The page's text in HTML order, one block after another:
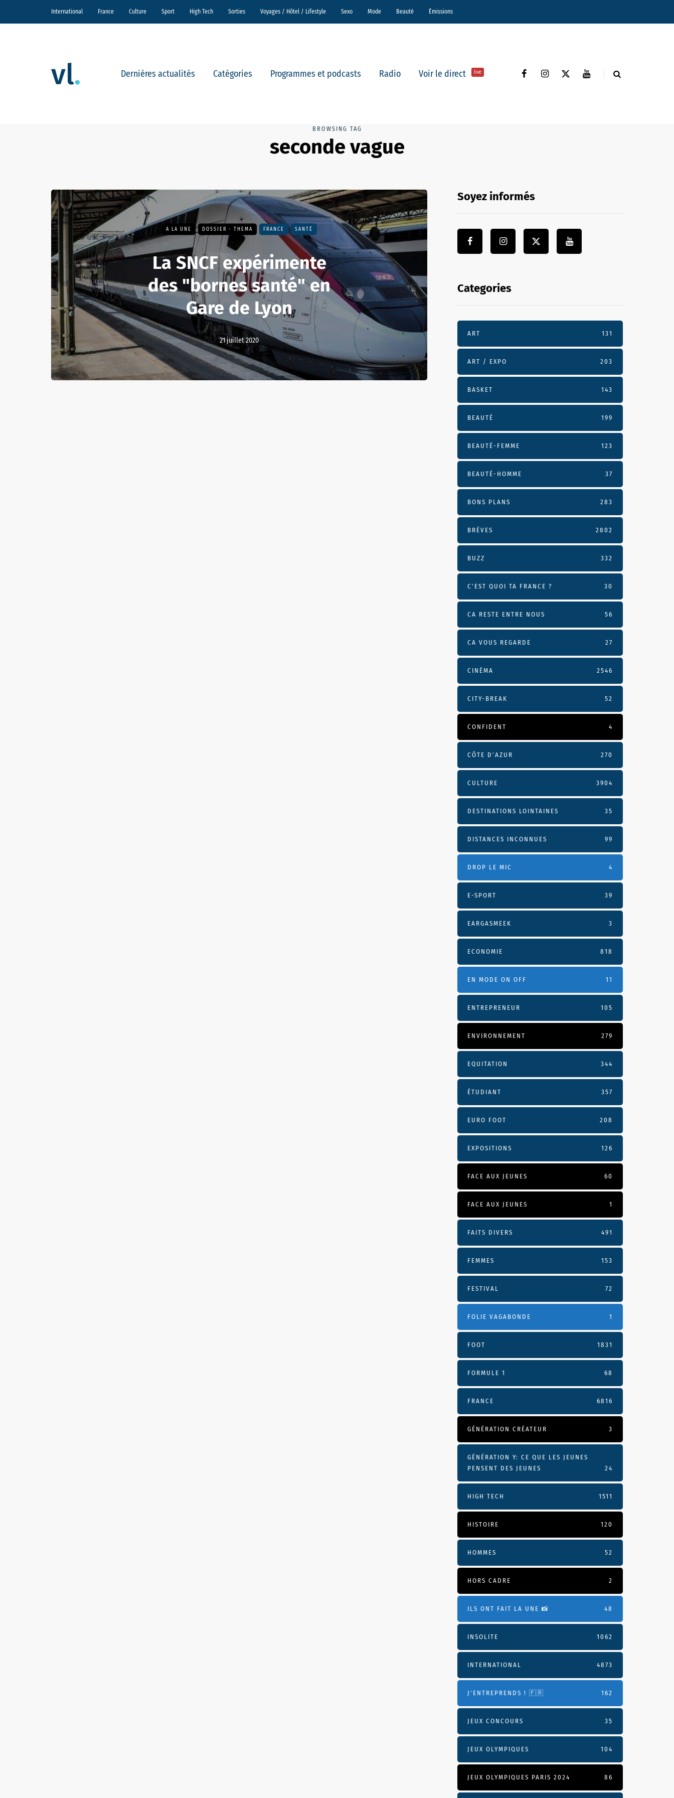
International France Culture Sport High Tech Sorties Voyages / Hôtel / Lifestyle Sexo Mode Beauté Émissions
Dernières actualités Catégories Programmes et podcasts Radio Voir le direct live
BROWSING TAG
seconde vague
A LA UNE DOSSIER - THEMA FRANCE SANTÉ
La SNCF expérimente
des "bornes santé" en
Gare de Lyon
21 juillet 2020
Soyez informés
Categories
ART 131
ART / EXPO 203
BASKET 143
BEAUTÉ 199
BEAUTÉ-FEMME 123
BEAUTÉ-HOMME 37
BONS PLANS 283
BRÈVES 2802
BUZZ 332
C'EST QUOI TA FRANCE ? 30
CA RESTE ENTRE NOUS 56
CA VOUS REGARDE 27
CINÉMA 2546
CITY-BREAK 52
CONFIDENT 4
CÔTE D’AZUR 270
CULTURE 3904
DESTINATIONS LOINTAINES 35
DISTANCES INCONNUES 99
DROP LE MIC 4
E-SPORT 39
EARGASMEEK 3
ECONOMIE 818
EN MODE ON OFF 11
ENTREPRENEUR 105
ENVIRONNEMENT 279
EQUITATION 344
ÉTUDIANT 357
EURO FOOT 208
EXPOSITIONS 126
FACE AUX JEUNES 60
FACE AUX JEUNES 1
FAITS DIVERS 491
FEMMES 153
FESTIVAL 72
FOLIE VAGABONDE 1
FOOT 1831
FORMULE 1 68
FRANCE 6816
GÉNÉRATION CRÉATEUR 3
GÉNÉRATION Y: CE QUE LES JEUNES
PENSENT DES JEUNES
24
HIGH TECH 1511
HISTOIRE 120
HOMMES 52
HORS CADRE 2
ILS ONT FAIT LA UNE 📸 48
INSOLITE 1062
INTERNATIONAL 4873
J'ENTREPRENDS ! 🇫🇷 162
JEUX CONCOURS 35
JEUX OLYMPIQUES 104
JEUX OLYMPIQUES PARIS 2024 86